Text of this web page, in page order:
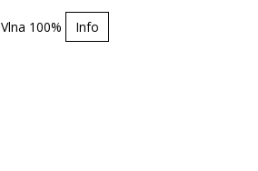
Vlna 100% Info